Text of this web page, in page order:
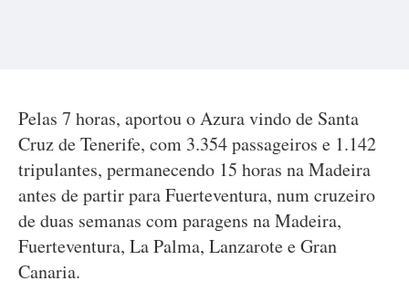
Pelas 7 horas, aportou o Azura vindo de Santa
Cruz de Tenerife, com 3.354 passageiros e 1.142
tripulantes, permanecendo 15 horas na Madeira
antes de partir para Fuerteventura, num cruzeiro
de duas semanas com paragens na Madeira,
Fuerteventura, La Palma, Lanzarote e Gran
Canaria.